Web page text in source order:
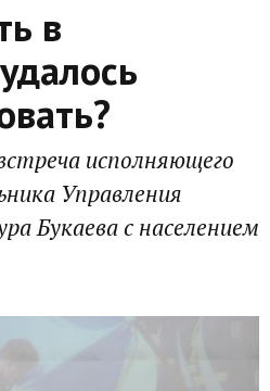
в
исполняющего
Управления
Букаева с населением